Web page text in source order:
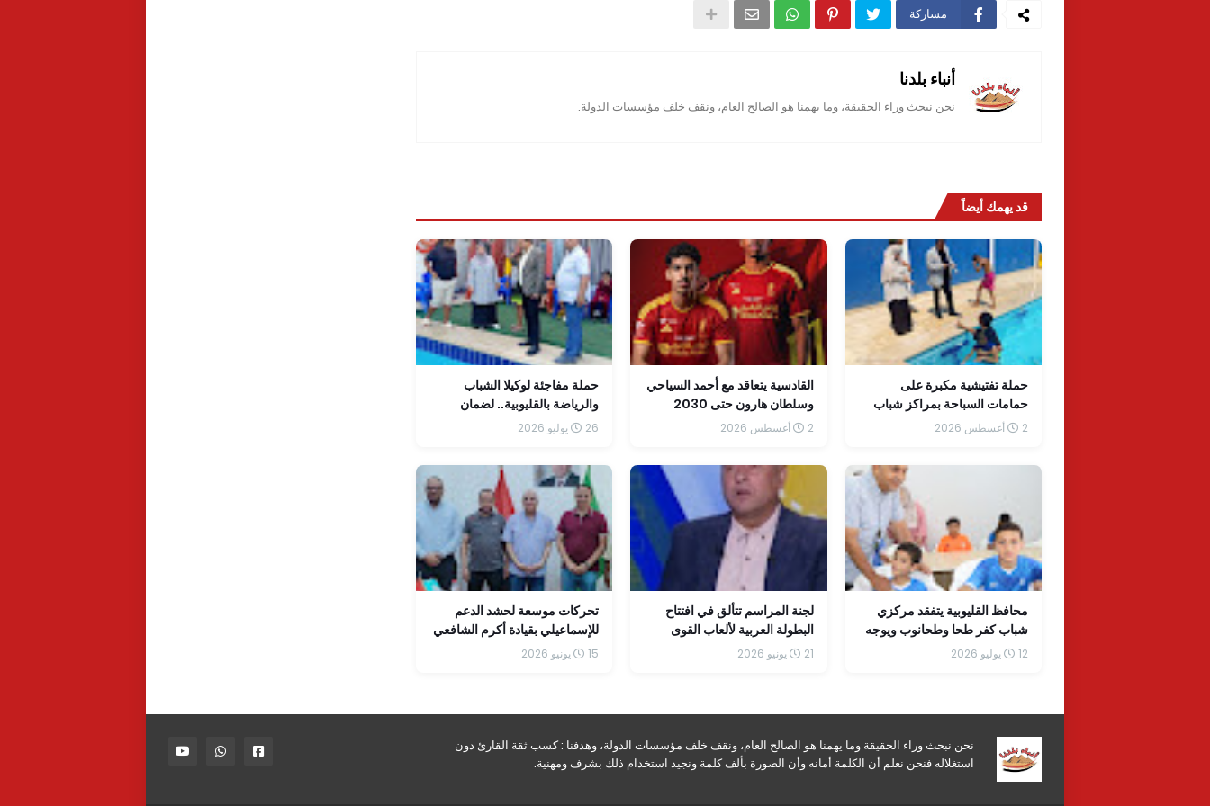
مشاركة
أنباء بلدنا
نحن نبحث وراء الحقيقة، وما يهمنا هو الصالح العام، ونقف خلف مؤسسات الدولة.
قد يهمك أيضاً
حملة تفتيشية مكبرة على
حمامات السباحة بمراكز شباب
وأندية الخانكة
2 أغسطس 2026
القادسية يتعاقد مع أحمد السياحي
وسلطان هارون حتى 2030
2 أغسطس 2026
حملة مفاجئة لوكيلا الشباب
والرياضة بالقليوبية.. لضمان
تطبيق اشتراطات الأمن والسلامة
26 يوليو 2026
محافظ القليوبية يتفقد مركزي
شباب كفر طحا وطحانوب ويوجه
بسرعة التشغيل الكامل وتعظيم
12 يوليو 2026
لجنة المراسم تتألق في افتتاح
البطولة العربية لألعاب القوى
بالإسماعيلية
21 يونيو 2026
تحركات موسعة لحشد الدعم
للإسماعيلي بقيادة أكرم الشافعي
وعصام عبد العال وأشرف عمارة
15 يونيو 2026
نحن نبحث وراء الحقيقة وما يهمنا هو الصالح العام، ونقف خلف مؤسسات الدولة، وهدفنا : كسب ثقة القارئ دون
استغلاله فنحن نعلم أن الكلمة أمانه وأن الصورة بألف كلمة ونجيد استخدام ذلك بشرف ومهنية.